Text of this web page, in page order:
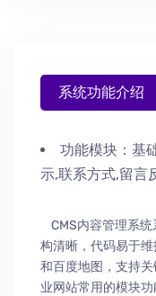
系统功能介绍
功能模块： 基
示,联系方式,留言
CMS内容管理系统
构清晰，代码易于
和百度地图，支持
业网站常用的模块功